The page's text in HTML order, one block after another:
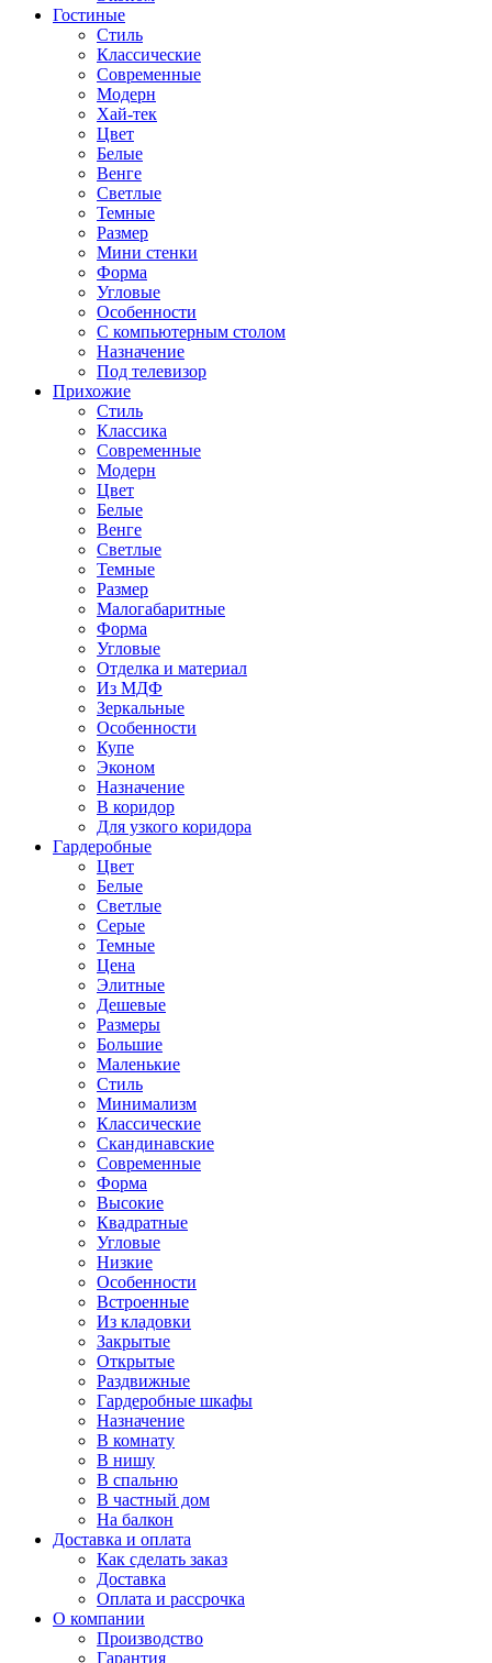
Гостиные
Стиль
Классические
Современные
Модерн
Хай-тек
Цвет
Белые
Венге
Светлые
Темные
Размер
Мини стенки
Форма
Угловые
Особенности
С компьютерным столом
Назначение
Под телевизор
Прихожие
Стиль
Классика
Современные
Модерн
Цвет
Белые
Венге
Светлые
Темные
Размер
Малогабаритные
Форма
Угловые
Отделка и материал
Из МДФ
Зеркальные
Особенности
Купе
Эконом
Назначение
В коридор
Для узкого коридора
Гардеробные
Цвет
Белые
Светлые
Серые
Темные
Цена
Элитные
Дешевые
Размеры
Большие
Маленькие
Стиль
Минимализм
Классические
Скандинавские
Современные
Форма
Высокие
Квадратные
Угловые
Низкие
Особенности
Встроенные
Из кладовки
Закрытые
Открытые
Раздвижные
Гардеробные шкафы
Назначение
В комнату
В нишу
В спальню
В частный дом
На балкон
Доставка и оплата
Как сделать заказ
Доставка
Оплата и рассрочка
О компании
Производство
Гарантия